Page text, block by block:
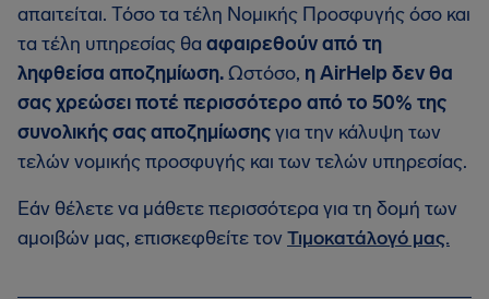
απαιτείται. Τόσο τα τέλη Νομικής Προσφυγής όσο και
τα τέλη υπηρεσίας θα αφαιρεθούν από τη
ληφθείσα αποζημίωση.Ωστόσο, η AirHelp δεν θα
σας χρεώσει ποτέ περισσότερο από το 50% της
συνολικής σας αποζημίωσηςγια την κάλυψη των
τελών νομικής προσφυγής και των τελών υπηρεσίας.
Εάν θέλετε να μάθετε περισσότερα για τη δομή των
αμοιβών μας, επισκεφθείτε τονΤιμοκατάλογό μας.